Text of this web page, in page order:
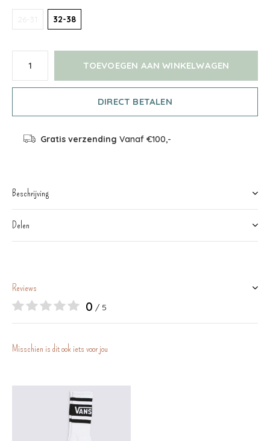
26-31 32-38
TOEVOEGEN AAN WINKELWAGEN
DIRECT BETALEN
Gratis verzending Vanaf €100,-
Beschrijving
Delen
Reviews
0 / 5
Misschien is dit ook iets voor jou